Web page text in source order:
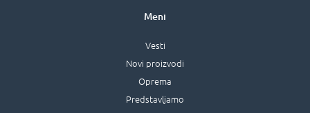
Meni
Vesti
Novi proizvodi
Oprema
Predstavljamo